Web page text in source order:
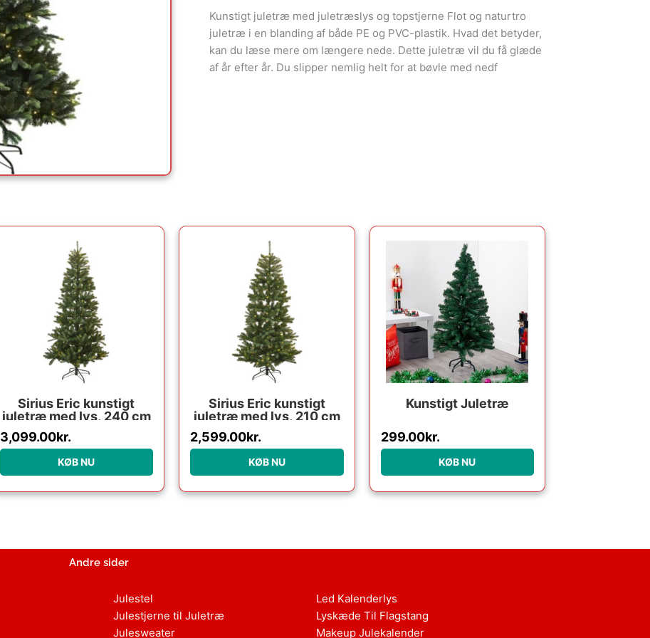
Kunstigt juletræ med juletræslys og topstjerne Flot og naturtro
juletræ i en blanding af både PE og PVC-plastik. Hvad det betyder,
kan du læse mere om længere nede. Dette juletræ vil du få glæde
af år efter år. Du slipper nemlig helt for at bøvle med nedf
Sirius Eric kunstigt
juletræ med lys, 240 cm
3,099.00kr.
KØB NU
Sirius Eric kunstigt
juletræ med lys, 210 cm
2,599.00kr.
KØB NU
Kunstigt Juletræ
299.00kr.
KØB NU
Andre sider
Julestel
Julestjerne til Juletræ
Julesweater
Led Kalenderlys
Lyskæde Til Flagstang
Makeup Julekalender